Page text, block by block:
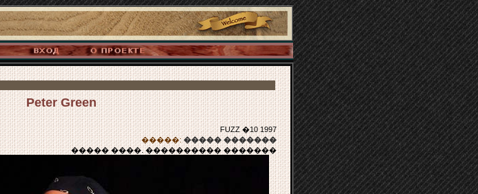
Peter Green
FUZZ �10 1997
�����: ����� �������
����� ����. ���������� �������